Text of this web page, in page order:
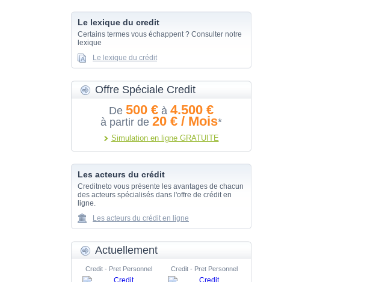
Le lexique du credit
Certains termes vous échappent ? Consulter notre
lexique
Le lexique du crédit
Offre Spéciale Credit
De 500 € à 4.500 €
à partir de 20 € / Mois*
Simulation en ligne GRATUITE
Les acteurs du crédit
Creditneto vous présente les avantages de chacun
des acteurs spécialisés dans l'offre de crédit en
ligne.
Les acteurs du crédit en ligne
Actuellement
Credit - Pret Personnel Credit - Pret Personnel